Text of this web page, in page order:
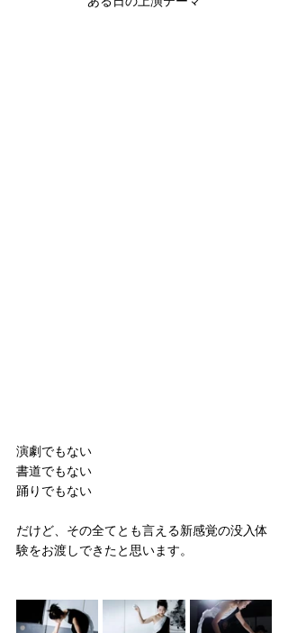
演劇でもない
書道でもない
踊りでもない
だけど、その全てとも言える新感覚の没入体
験をお渡しできたと思います。